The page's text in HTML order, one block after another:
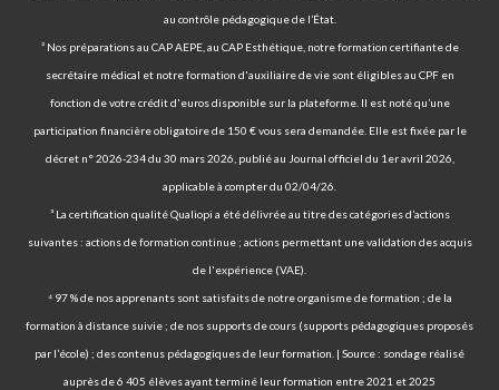
au contrôle pédagogique de l’État.
² Nos préparations au CAP AEPE, au CAP Esthétique, notre formation certifiante de
secrétaire médical et notre formation d'auxiliaire de vie sont éligibles au CPF en
fonction de votre crédit d'euros disponible sur la plateforme. Il est noté qu’une
participation financière obligatoire de 150 € vous sera demandée. Elle est fixée par le
décret n° 2026-234 du 30 mars 2026, publié au Journal officiel du 1er avril 2026,
applicable à compter du 02/04/26.
³ La certification qualité Qualiopi a été délivrée au titre des catégories d’actions
suivantes : actions de formation continue ; actions permettant une validation des acquis
de l'expérience (VAE).
⁴ 97 % de nos apprenants sont satisfaits de notre organisme de formation ; de la
formation à distance suivie ; de nos supports de cours (supports pédagogiques proposés
par l’école) ; des contenus pédagogiques de leur formation. | Source : sondage réalisé
auprès de 6 405 élèves ayant terminé leur formation entre 2021 et 2025